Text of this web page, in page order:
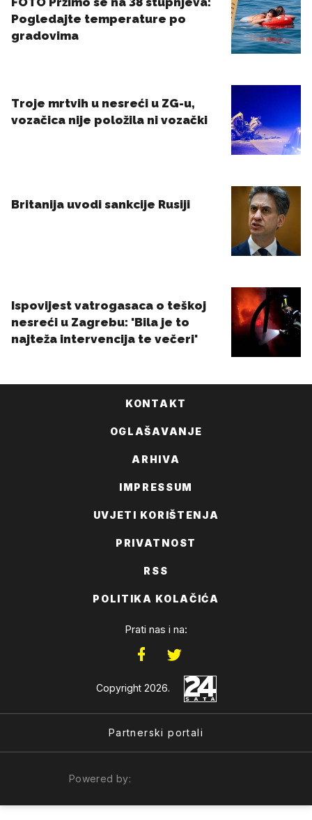
KONTAKT
OGLAŠAVANJE
ARHIVA
IMPRESSUM
UVJETI KORIŠTENJA
PRIVATNOST
RSS
POLITIKA KOLAČIĆA
Prati nas i na:
Copyright 2026.
Partnerski portali
Powered by: